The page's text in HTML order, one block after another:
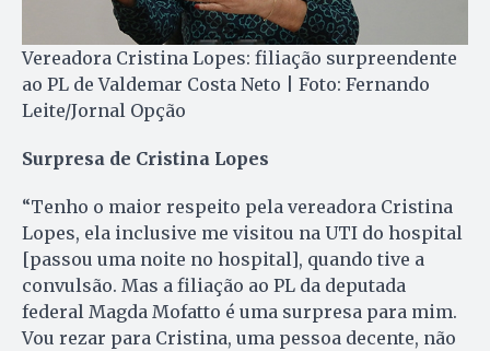
Vereadora Cristina Lopes: filiação surpreendente
ao PL de Valdemar Costa Neto | Foto: Fernando
Leite/Jornal Opção
Surpresa de Cristina Lopes
“Tenho o maior respeito pela vereadora Cristina
Lopes, ela inclusive me visitou na UTI do hospital
[passou uma noite no hospital], quando tive a
convulsão. Mas a filiação ao PL da deputada
federal Magda Mofatto é uma surpresa para mim.
Vou rezar para Cristina, uma pessoa decente, não